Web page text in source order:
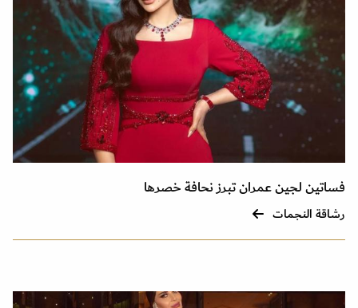
فساتين لجين عمران تبرز نحافة خصرها
رشاقة النجمات